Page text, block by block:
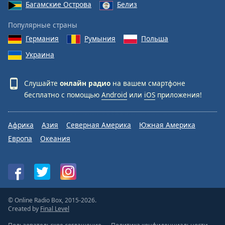
Багамские Острова
Белиз
Популярные страны
Германия
Румыния
Польша
Украина
Слушайте онлайн радио на вашем смартфоне
бесплатно с помощью Android или iOS приложения!
Африка Азия Северная Америка
Южная Америка
Европа
Океания
© Online Radio Box, 2015-2026.
Created by Final Level